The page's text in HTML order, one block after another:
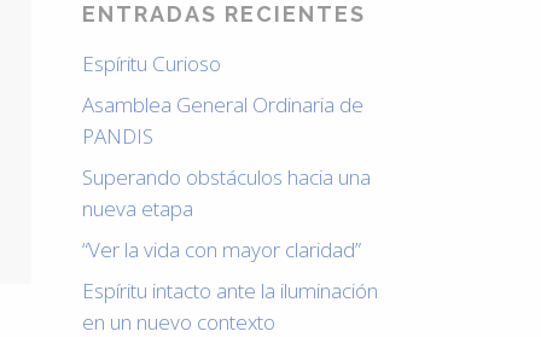
ENTRADAS RECIENTES
Espíritu Curioso
Asamblea General Ordinaria de
PANDIS
Superando obstáculos hacia una
nueva etapa
“Ver la vida con mayor claridad”
Espíritu intacto ante la iluminación
en un nuevo contexto